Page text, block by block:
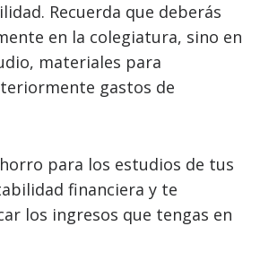
Recuerda que deberás
en la colegiatura, sino en
materiales para
gastos de
para los estudios de tus
financiera y te
los ingresos que tengas en